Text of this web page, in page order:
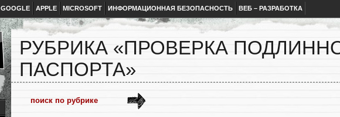
GOOGLE APPLE MICROSOFT ИНФОРМАЦИОННАЯ БЕЗОПАСНОСТЬ ВЕБ – РАЗРАБОТКА
РУБРИКА «ПРОВЕРКА
ПАСПОРТА»